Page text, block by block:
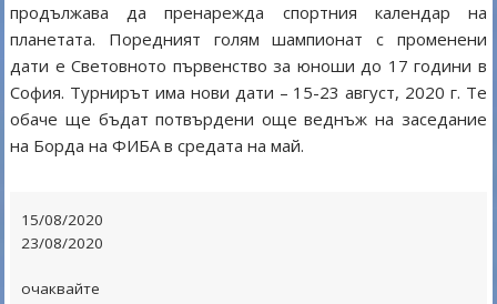
продължава да пренарежда спортния календар на
планетата. Поредният голям шампионат с променени
дати е Световното първенство за юноши до 17 години в
София. Турнирът има нови дати – 15-23 август, 2020 г. Те
обаче ще бъдат потвърдени още веднъж на заседание
на Борда на ФИБА в средата на май.
15/08/2020
23/08/2020
очаквайте